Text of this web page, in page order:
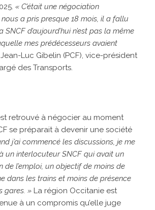
« C’était une négociation
a pris presque 18 mois, il a fallu
d’aujourd’hui n’est pas la même
mes prédécesseurs avaient
Luc Gibelin (PCF), vice-président
des Transports.
retrouvé à négocier au moment
se préparait à devenir une société
j’ai commencé les discussions, je me
un interlocuteur SNCF qui avait un
de l’emploi, un objectif de moins de
dans les trains et moins de présence
gares. » La région Occitanie est
à un compromis qu’elle juge